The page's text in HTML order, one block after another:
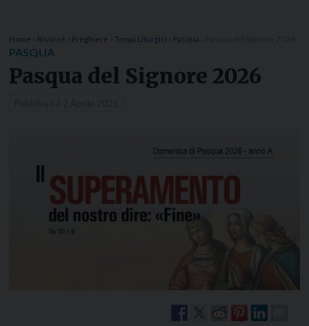
Dove siamo
Notizie
Home Risorse Preghiere Tempi Liturgici Pasqua
PASQUA
Pasqua del Signore 2026